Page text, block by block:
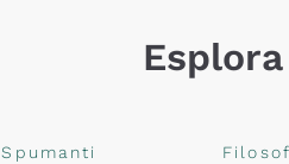
Spumanti